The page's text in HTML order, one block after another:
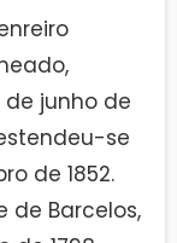
junho de
se
de 1852.
de Barcelos,